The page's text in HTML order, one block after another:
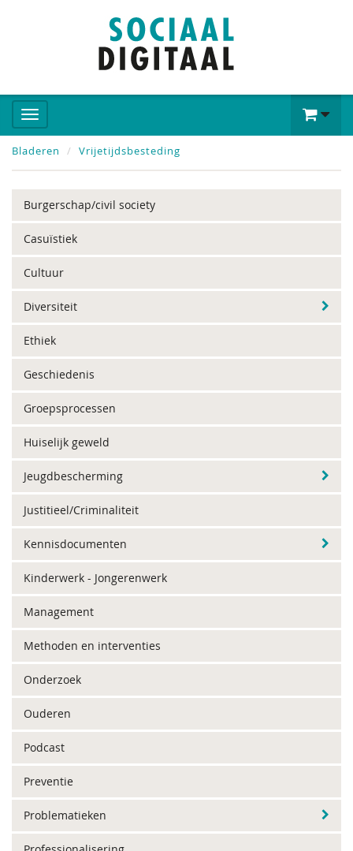
Bladeren Vrijetijdsbesteding
Burgerschap/civil society
Casuïstiek
Cultuur
Diversiteit
Ethiek
Geschiedenis
Groepsprocessen
Huiselijk geweld
Jeugdbescherming
Justitieel/Criminaliteit
Kennisdocumenten
Kinderwerk - Jongerenwerk
Management
Methoden en interventies
Onderzoek
Ouderen
Podcast
Preventie
Problematieken